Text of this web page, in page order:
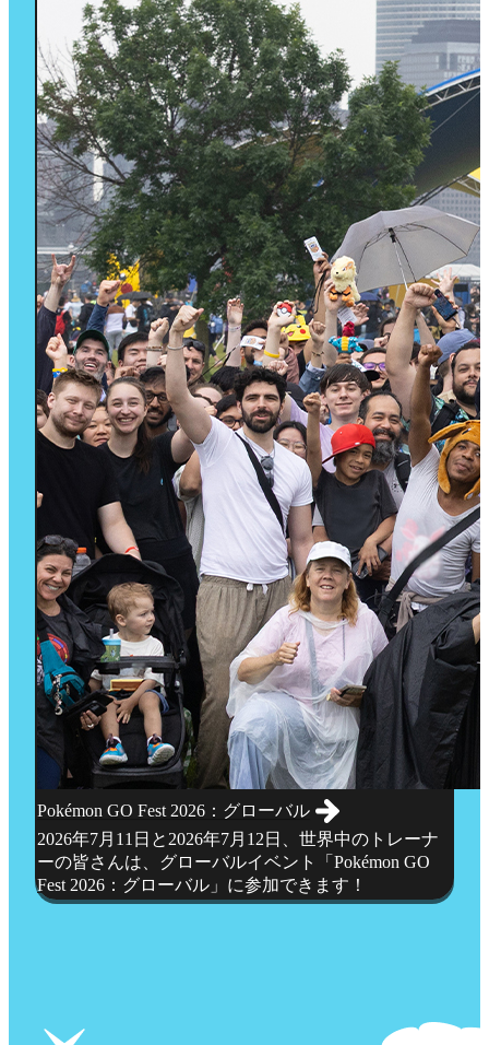
Pokémon GO Fest 2026：グローバル
2026年7月11日と2026年7月12日、世界中のトレーナ
ーの皆さんは、グローバルイベント「Pokémon GO
Fest 2026：グローバル」に参加できます！